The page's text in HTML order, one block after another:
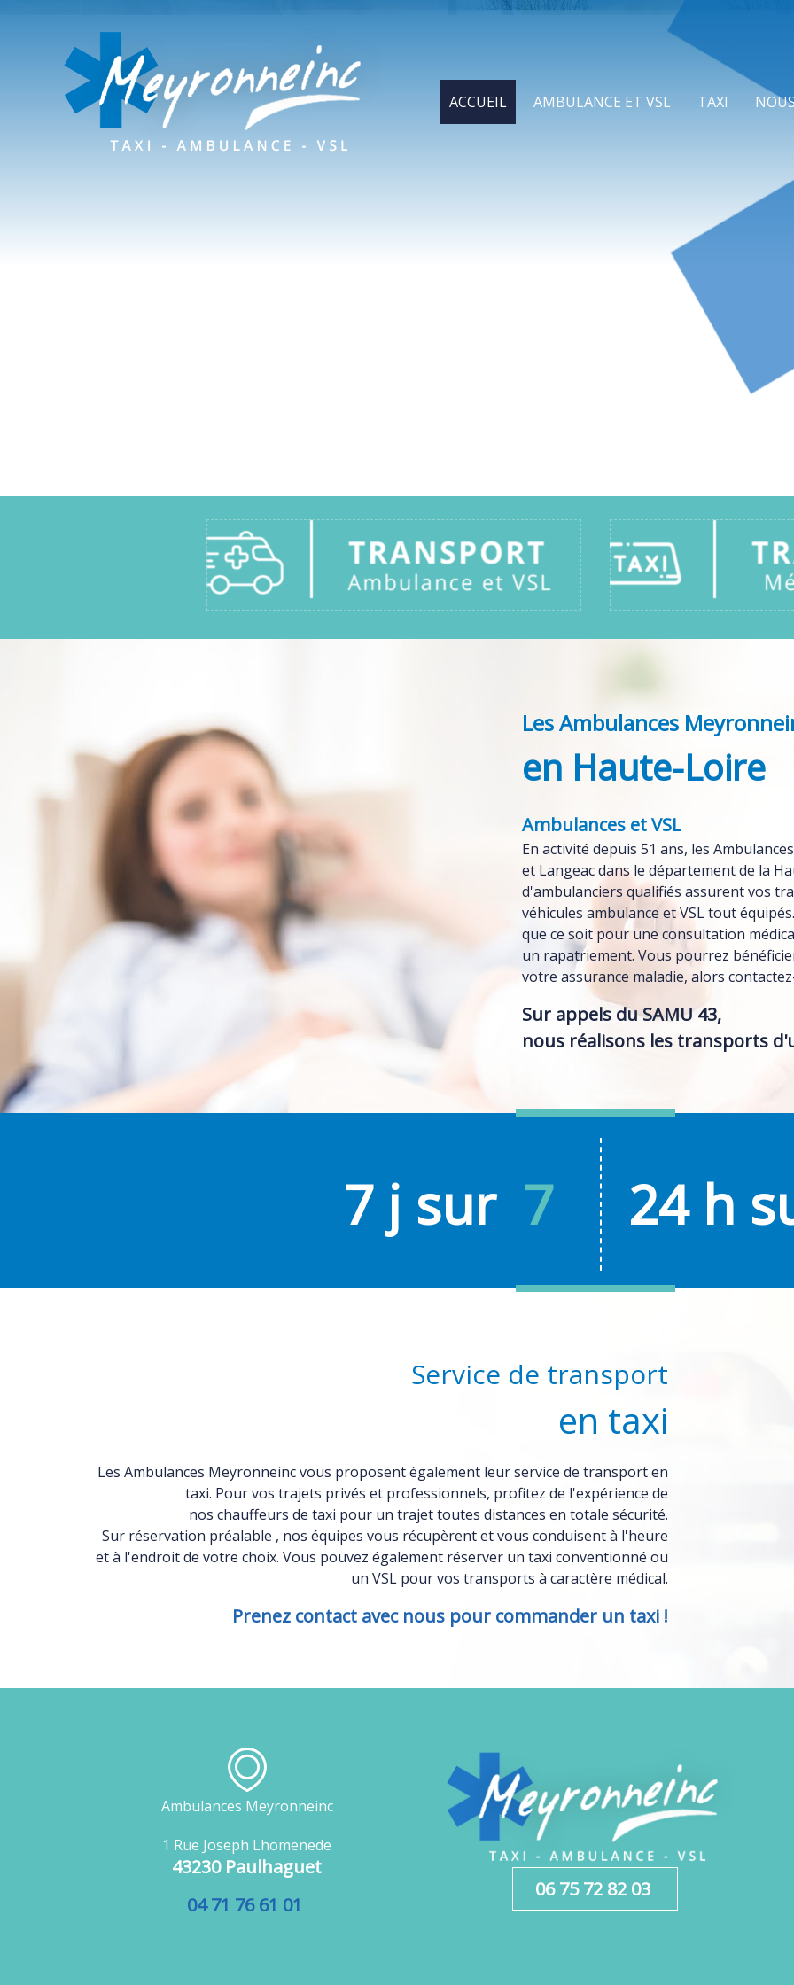
ACCUEIL AMBULANCE ET VSL TAXI
Les Ambulances
en Haute-Loire
Ambulances et VSL
En activité depuis 51 ans, les
et Langeac dans le département de la
d'ambulanciers qualifiés assurent vos
véhicules ambulance et VSL tout
que ce soit pour une consultation
un rapatriement. Vous pourrez
votre assurance maladie, alors
Sur appels du SAMU 43,
nous réalisons les transports
7 j sur 7 24 h
Service de transport
en taxi
Les Ambulances Meyronneinc vous proposent également leurservice de transporten
taxi. Pour vos trajets privés et professionnels, profitez de l'expérience de
noschauffeurs de taxi pour un trajet toutes distances en totale sécurité.
Sur réservation préalable , nos équipes vous récupèrent et vous conduisent à l'heure
et à l'endroit de votre choix. Vous pouvez également réserver un taxi conventionné ou
un VSL pour vos transports à caractère médical.
Prenez contact avec nous pour commander un taxi !
Ambulances Meyronneinc
1 Rue Joseph Lhomenede
43230 Paulhaguet
04 71 76 61 01
06 75 72 82 03